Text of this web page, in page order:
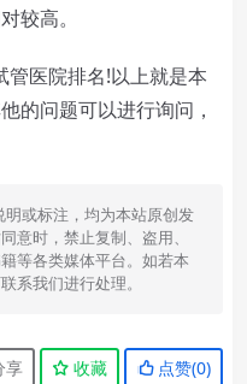
较高。
医院排名!以上就是本
的问题可以进行询问，
或标注，均为本站原创发
意时，禁止复制、盗用、
等各类媒体平台。如若本
系我们进行处理。
享 收藏 点赞(0)